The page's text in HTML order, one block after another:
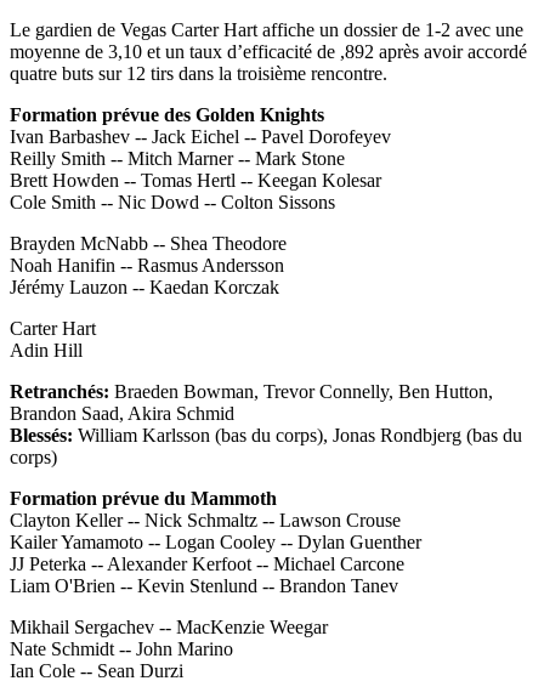
Le gardien de Vegas Carter Hart affiche un dossier de 1-2 avec une
moyenne de 3,10 et un taux d’efficacité de ,892 après avoir accordé
quatre buts sur 12 tirs dans la troisième rencontre.
Formation prévue des Golden Knights
Ivan Barbashev -- Jack Eichel -- Pavel Dorofeyev
Reilly Smith -- Mitch Marner -- Mark Stone
Brett Howden -- Tomas Hertl -- Keegan Kolesar
Cole Smith -- Nic Dowd -- Colton Sissons
Brayden McNabb -- Shea Theodore
Noah Hanifin -- Rasmus Andersson
Jérémy Lauzon -- Kaedan Korczak
Carter Hart
Adin Hill
Retranchés: Braeden Bowman, Trevor Connelly, Ben Hutton,
Brandon Saad, Akira Schmid
Blessés: William Karlsson (bas du corps), Jonas Rondbjerg (bas du
corps)
Formation prévue du Mammoth
Clayton Keller -- Nick Schmaltz -- Lawson Crouse
Kailer Yamamoto -- Logan Cooley -- Dylan Guenther
JJ Peterka -- Alexander Kerfoot -- Michael Carcone
Liam O'Brien -- Kevin Stenlund -- Brandon Tanev
Mikhail Sergachev -- MacKenzie Weegar
Nate Schmidt -- John Marino
Ian Cole -- Sean Durzi